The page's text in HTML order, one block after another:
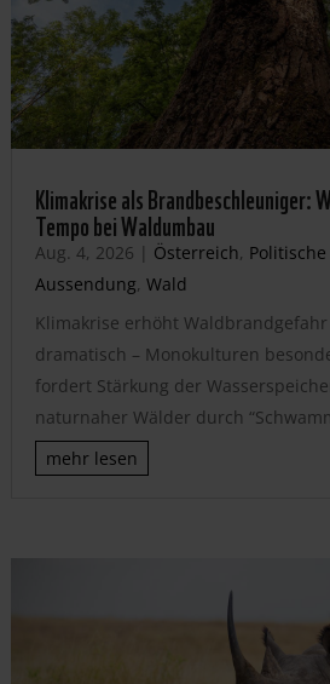
Klimakrise als Brandbeschleuniger:
Tempo bei Waldumbau
Aug. 4, 2026 | Österreich,
Aussendung, Wald
Klimakrise erhöht
dramatisch – Monokulturen
fordert Stärkung der
naturnaher Wälder durch
mehr lesen